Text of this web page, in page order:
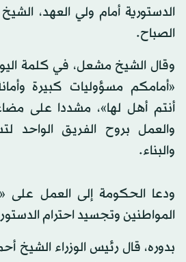
الدستورية أمام ولي العهد،
الصباح.
وقال الشيخ مشعل، في كلمة
«أمامكم مسؤوليات كبيرة
أنتم أهل لها»، مشددا على
والعمل بروح الفريق الواحد
والبناء.
ودعا الحكومة إلى العمل
المواطنين وتجسيد احترام
بدوره، قال رئيس الوزراء الشيخ